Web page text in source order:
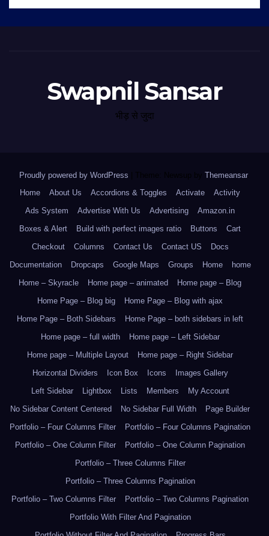
Swapnil Sansar
भीड़ से जुदा
Proudly powered by WordPress Theme: Newsup by Themeansar.
Home
About Us Accordions & Toggles Activate
Activity
Ads System
Advertise With Us Advertising
Amazon.in
Boxes & Alert
Build with perfect images ratio Buttons
Cart
Checkout
Columns Contact Us Contact US
Docs
Documentation
Dropcaps Google Maps Groups Home
home
Home – Skyracle
Home page – animated
Home page – Blog
Home Page – Blog big
Home Page – Blog with ajax
Home Page – Both Sidebars
Home Page – both sidebars in left
Home page – full width
Home page – Left Sidebar
Home page – Multiple Layout
Home page – Right Sidebar
Horizontal Dividers
Icon Box Icons
Images Gallery
Left Sidebar
Lightbox Lists Members
My Account
No Sidebar Content Centered
No Sidebar Full Width
Page Builder
Portfolio – Four Columns Filter
Portfolio – Four Columns Pagination
Portfolio – One Column Filter
Portfolio – One Column Pagination
Portfolio – Three Columns Filter
Portfolio – Three Columns Pagination
Portfolio – Two Columns Filter
Portfolio – Two Columns Pagination
Portfolio With Filter And Pagination